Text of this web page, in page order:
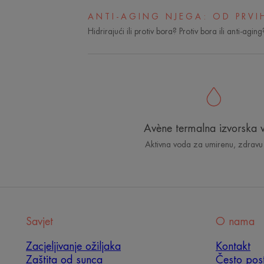
aging
njega:
ANTI-AGING NJEGA: OD
Hidrirajući ili protiv bora? Protiv bora ili anti-
Avène termalna izvorska
Aktivna voda za umirenu, zdravu
Savjet
Zacjeljivanje ožiljaka
Zaštita od sunca
O nama
Kontakt
Često